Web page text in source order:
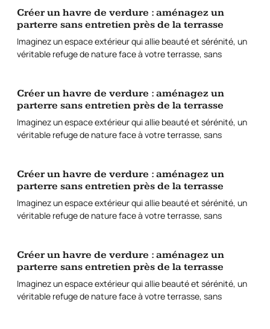
Créer un havre de verdure : aménagez un
parterre sans entretien près de la terrasse
Imaginez un espace extérieur qui allie beauté et sérénité, un
véritable refuge de nature face à votre terrasse, sans
Créer un havre de verdure : aménagez un
parterre sans entretien près de la terrasse
Imaginez un espace extérieur qui allie beauté et sérénité, un
véritable refuge de nature face à votre terrasse, sans
Créer un havre de verdure : aménagez un
parterre sans entretien près de la terrasse
Imaginez un espace extérieur qui allie beauté et sérénité, un
véritable refuge de nature face à votre terrasse, sans
Créer un havre de verdure : aménagez un
parterre sans entretien près de la terrasse
Imaginez un espace extérieur qui allie beauté et sérénité, un
véritable refuge de nature face à votre terrasse, sans